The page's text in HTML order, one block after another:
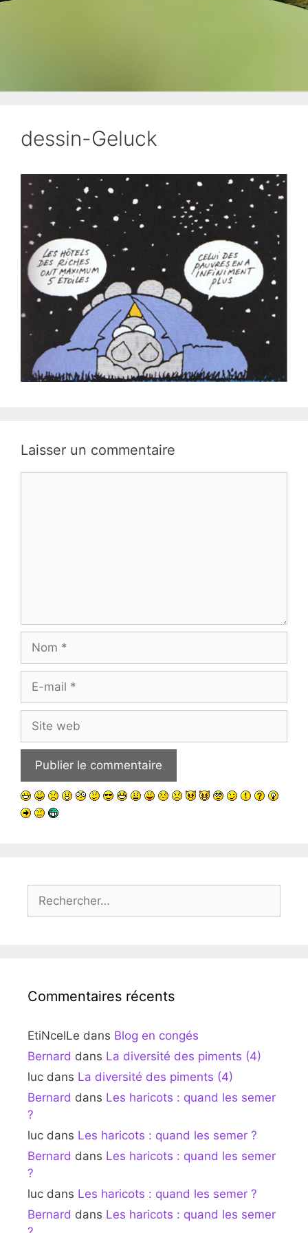
dessin-Geluck
Laisser un commentaire
Nom
Site
web
Rechercher :
Commentaires récents
EtiNcelLe dans Blog en congés
Bernard dans La diversité des piments (4)
luc dans La diversité des piments (4)
Bernard dans Les haricots : quand les semer
?
luc dans Les haricots : quand les semer ?
Bernard dans Les haricots : quand les semer
?
luc dans Les haricots : quand les semer ?
Bernard dans Les haricots : quand les semer